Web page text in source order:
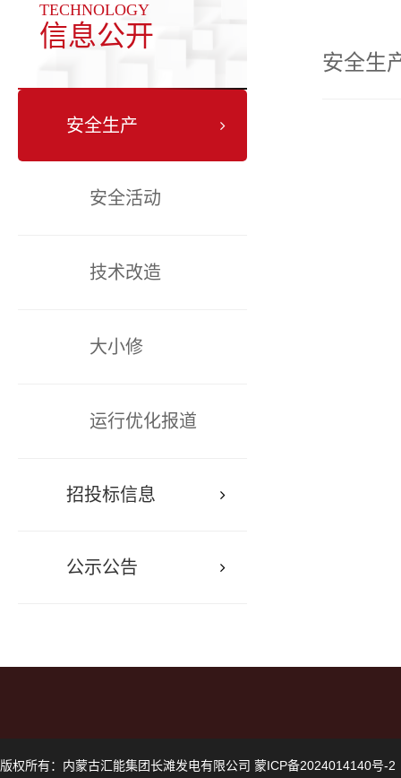
TECHNOLOGY
信息公开
安全生产
安全活动
技术改造
大小修
运行优化报道
招投标信息
公示公告
安全生
版权所有：内蒙古汇能集团长滩发电有限公司 蒙ICP备2024014140号-2